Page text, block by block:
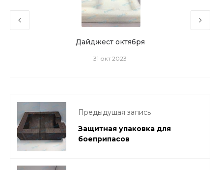
Дайджест октября
31 окт 2023
Предыдущая запись
Защитная упаковка для
боеприпасов